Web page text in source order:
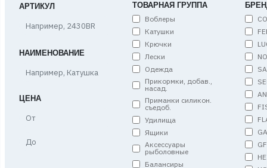
АРТИКУЛ
НАИМЕНОВАНИЕ
ЦЕНА
Цена,
Цена,
до
ТОВАРНАЯ ГРУППА
Воблеры
Катушки
Крючки
Лески
Одежда
Прикормки, добав.,
насад.
Приманки силикон.
съедоб.
Удилища
Ящики
Аксессуары
рыболовные
Балансиры
GF